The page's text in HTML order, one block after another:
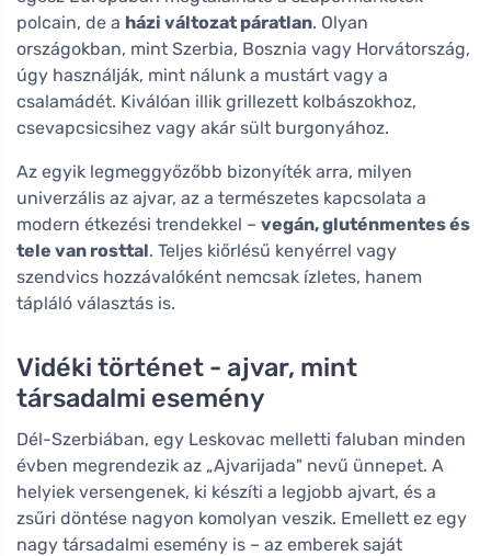
polcain, de a házi változat páratlan. Olyan
országokban, mint Szerbia, Bosznia vagy Horvátország,
úgy használják, mint nálunk a mustárt vagy a
csalamádét. Kiválóan illik grillezett kolbászokhoz,
csevapcsicsihez vagy akár sült burgonyához.
Az egyik legmeggyőzőbb bizonyíték arra, milyen
univerzális az ajvar, az a természetes kapcsolata a
modern étkezési trendekkel – vegán, gluténmentes és
tele van rosttal. Teljes kiőrlésű kenyérrel vagy
szendvics hozzávalóként nemcsak ízletes, hanem
tápláló választás is.
Vidéki történet - ajvar, mint
társadalmi esemény
Dél-Szerbiában, egy Leskovac melletti faluban minden
évben megrendezik az „Ajvarijada" nevű ünnepet. A
helyiek versengenek, ki készíti a legjobb ajvart, és a
zsűri döntése nagyon komolyan veszik. Emellett ez egy
nagy társadalmi esemény is – az emberek saját